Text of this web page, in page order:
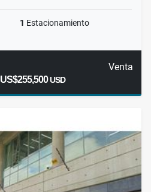
1 Estacionamiento
Venta
US$255,500USD